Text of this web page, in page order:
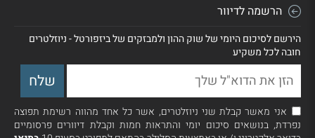
הרשמה לדיוור
הירשם לסיכום היומי של שוק ההון ולמבזקים של ביזפורטל - ניוזלטרים
חובה לכל משקיע
אני מאשר קבלת שני ניוזלטרים, אשר כל אחד מהווה רשימת תפוצה
נפרדת, בנושאים סיכום יומי והתראות חמות וקבלת דיוורים פרסומיים